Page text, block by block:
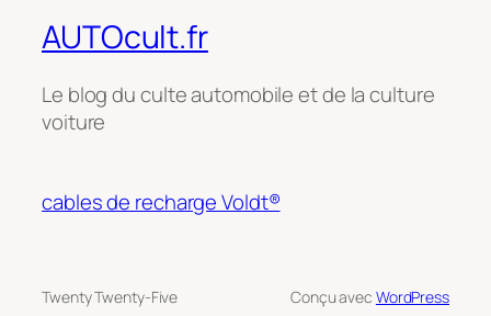
AUTOcult.fr
Le blog du culte automobile et de la culture
voiture
cables de recharge Voldt®
Twenty Twenty-Five Conçu avec WordPress